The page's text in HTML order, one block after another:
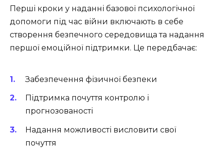
Перші кроки у наданні базової психологічної
допомоги під час війни включають в себе
створення безпечного середовища та надання
першої емоційної підтримки. Це передбачає:
Забезпечення фізичної безпеки
Підтримка почуття контролю і
прогнозованості
Надання можливості висловити свої
почуття